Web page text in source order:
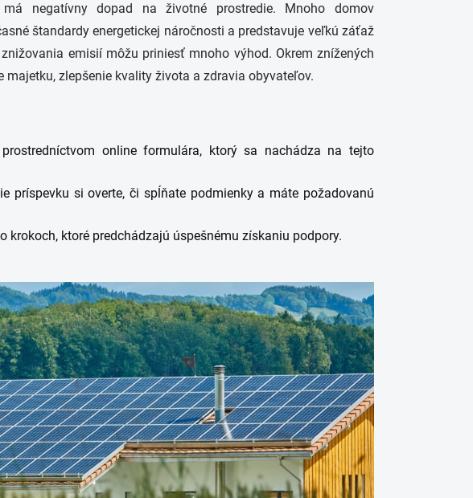
negatívny dopad na životné prostredie. Mnoho domov
štandardy energetickej náročnosti a predstavuje veľkú záťaž
emisií môžu priniesť mnoho výhod. Okrem znížených
zlepšenie kvality života a zdravia obyvateľov.
prostredníctvom online formulára, ktorý sa nachádza na tejto
príspevku si overte, či spĺňate podmienky a máte požadovanú
krokoch, ktoré predchádzajú úspešnému získaniu podpory.